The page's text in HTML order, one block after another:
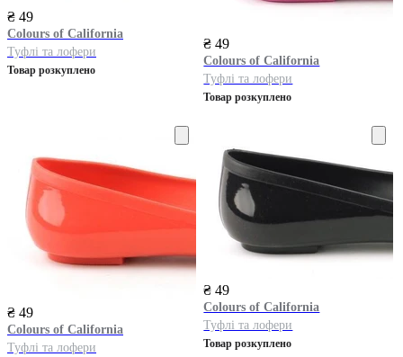
₴ 49
Colours of California
Туфлі та лофери
Товар розкуплено
₴ 49
Colours of California
Туфлі та лофери
Товар розкуплено
₴ 49
Colours of California
Туфлі та лофери
₴ 49
Colours of California
Туфлі та лофери
Товар розкуплено